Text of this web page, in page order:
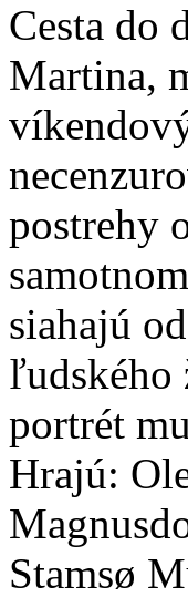
Cesta do
Martina,
postrehy
siahajú
ľudského
portrét
Hrajú:
Stamsø